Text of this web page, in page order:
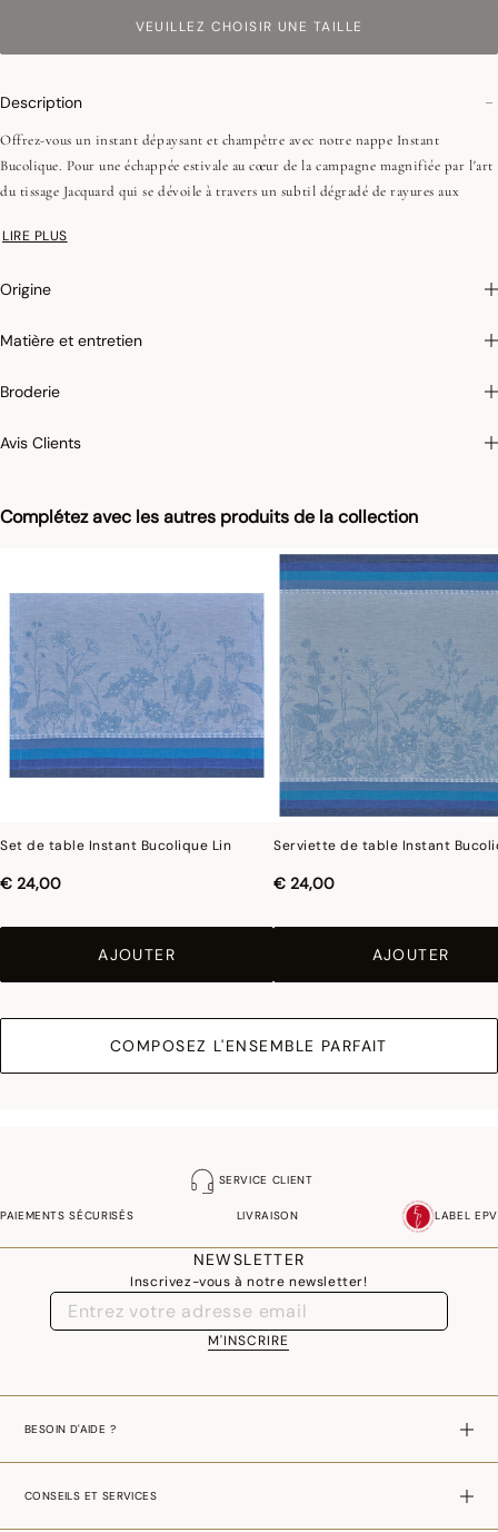
VEUILLEZ CHOISIR UNE TAILLE
Complétez avec les autres produits de la collection
Set de table Instant Bucolique Lin
€ 24,00
AJOUTER
Serviette de table Instant
€ 24,00
AJOUTER
COMPOSEZ L'ENSEMBLE PARFAIT
Description
Offrez-vous un instant dépaysant et champêtre avec notre nappe Instant
Bucolique. Pour une échappée estivale au cœur de la campagne magnifiée par l'art
du tissage Jacquard qui se dévoile à travers un subtil dégradé de rayures aux
de la même collection !
Photographies :
les photographies sont les plus fidèles possibles mais ne peuvent
concerne les couleurs.
LIRE PLUS
Origine
Matière et entretien
Broderie
Avis Clients
SERVICE CLIENT
PAIEMENTS SÉCURISÉS LIVRAISON LABEL EPV
NEWSLETTER
Inscrivez-vous à notre newsletter!
M'INSCRIRE
BESOIN D'AIDE ?
CONSEILS ET SERVICES